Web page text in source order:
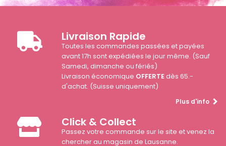
Livraison Rapide
Toutes les commandes passées et payées
avant 17h sont expédiées le jour même. (Sauf
Samedi, dimanche ou fériés)
Livraison économique OFFERTEdès 65.-
d'achat. (Suisse uniquement)
Plus d'info
Click & Collect
Passez votre commande sur le site et venez la
chercher au magasin de Lausanne.